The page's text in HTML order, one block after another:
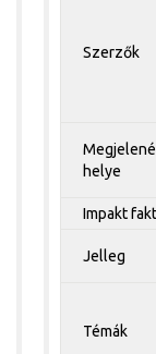
Szerzők
helye
Impakt
Jelleg
Témák